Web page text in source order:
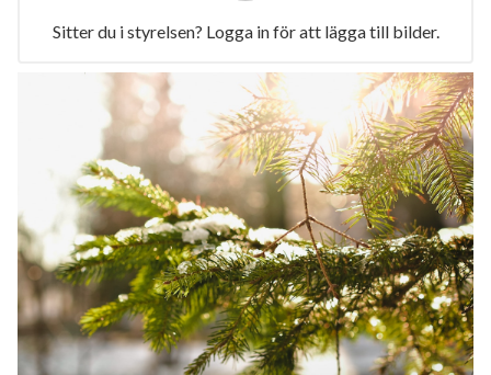
Sitter du i styrelsen? Logga in för att lägga till bilder.